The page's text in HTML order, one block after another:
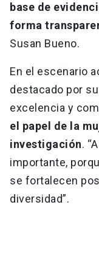
base de
forma
Susan Bueno.
En el escenario
destacado por
excelencia y
el papel de la
investigación.
importante,
se fortalecen
diversidad”.